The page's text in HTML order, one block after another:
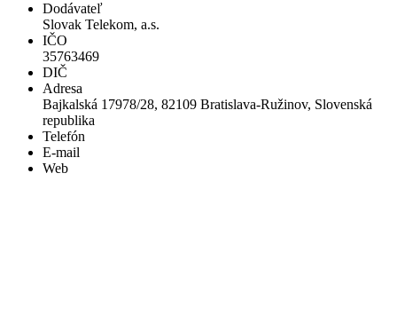
Dodávateľ
Slovak Telekom, a.s.
IČO
35763469
DIČ
Adresa
Bajkalská 17978/28, 82109 Bratislava-Ružinov, Slovenská
republika
Telefón
E-mail
Web